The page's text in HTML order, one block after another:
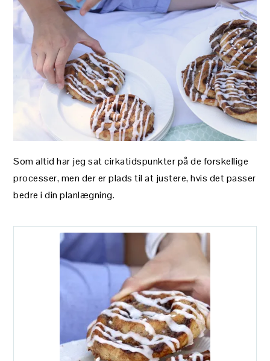
Som altid har jeg sat cirkatidspunkter på de forskellige
processer, men der er plads til at justere, hvis det passer
bedre i din planlægning.